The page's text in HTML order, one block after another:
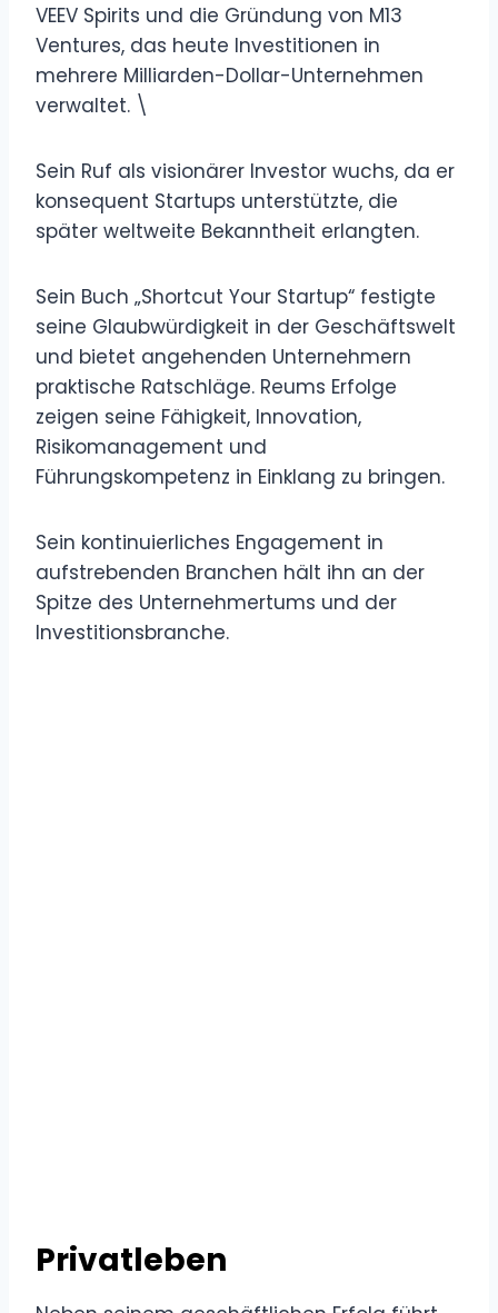
VEEV Spirits und die Gründung von M13
Ventures, das heute Investitionen in
mehrere Milliarden-Dollar-Unternehmen
verwaltet. \
Sein Ruf als visionärer Investor wuchs, da er
konsequent Startups unterstützte, die
später weltweite Bekanntheit erlangten.
Sein Buch „Shortcut Your Startup“ festigte
seine Glaubwürdigkeit in der Geschäftswelt
und bietet angehenden Unternehmern
praktische Ratschläge. Reums Erfolge
zeigen seine Fähigkeit, Innovation,
Risikomanagement und
Führungskompetenz in Einklang zu bringen.
Sein kontinuierliches Engagement in
aufstrebenden Branchen hält ihn an der
Spitze des Unternehmertums und der
Investitionsbranche.
Privatleben